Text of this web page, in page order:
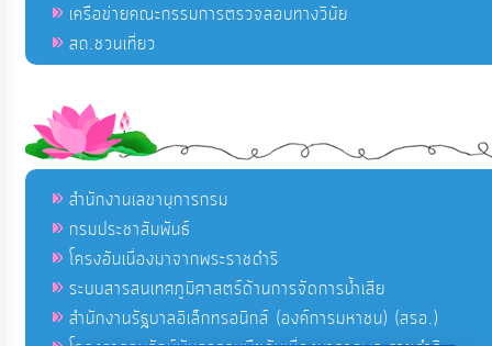
เครือข่ายคณะกรรมการตรวจสอบทางวินัย
สถ.ชวนเที่ยว
สำนักงานเลขานุการกรม
กรมประชาสัมพันธ์
โครงอันเนื่องมาจากพระราชดำริ
ระบบสารสนเทศภูมิศาสตร์ด้านการจัดการน้ำเสีย
สำนักงานรัฐบาลอิเล็กทรอนิกส์ (องค์การมหาชน) (สรอ.)